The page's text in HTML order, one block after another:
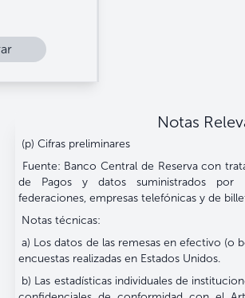
de
a teléfonos
Notas
(p) Cifras preliminares
Fuente: Banco Central de Reserva con
de Pagos y datos suministrados por
federaciones, empresas telefónicas y de
Notas técnicas:
a) Los datos de las remesas en efectivo (o
encuestas realizadas en Estados Unidos.
b) Las estadísticas individuales de